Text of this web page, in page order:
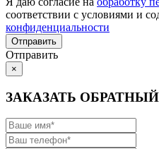
соответствии с условиями и
конфиденциальности
Отправить
×
ЗАКАЗАТЬ